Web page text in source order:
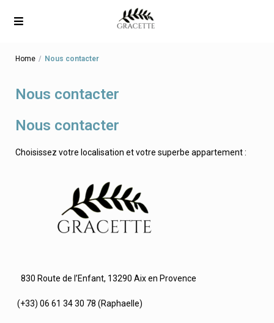
Home Nous contacter
Nous contacter
Nous contacter
Choisissez votre localisation et votre superbe appartement :
830 Route de l’Enfant, 13290 Aix en Provence
(+33) 06 61 34 30 78 (Raphaelle)